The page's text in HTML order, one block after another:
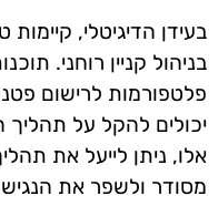
בעידן הדיגיטלי, קיימות
בניהול קניין רוחני.
פלטפורמות לרישום
יכולים להקל על תהליך
אלו, ניתן לייעל את
מסודר ולשפר את